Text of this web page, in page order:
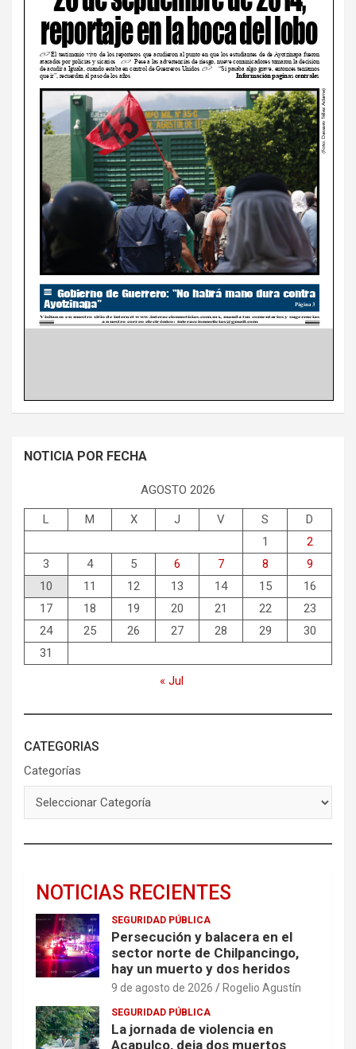
NOTICIA POR FECHA
AGOSTO 2026
L M X J V S
D
1
2
3
4 5 6 7 8
9
10
11 12 13 14 15
16
17
18 19 20 21 22
23
24
25 26 27 28 29
30
31
« Jul
CATEGORIAS
Categorías
NOTICIAS RECIENTES
SEGURIDAD PÚBLICA
Persecución y balacera en el
sector norte de Chilpancingo,
hay un muerto y dos heridos
9 de agosto de 2026 Rogelio Agustín
SEGURIDAD PÚBLICA
La jornada de violencia en
Acapulco, deja dos muertos